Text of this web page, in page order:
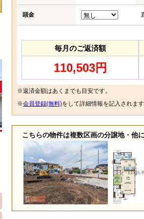
頭金
毎月のご返済額
110,503円
※返済金額はあくまでも目安です。
※会員登録(無料)をして詳細情報を記入されま
こちらの物件は複数区画の分譲地・他